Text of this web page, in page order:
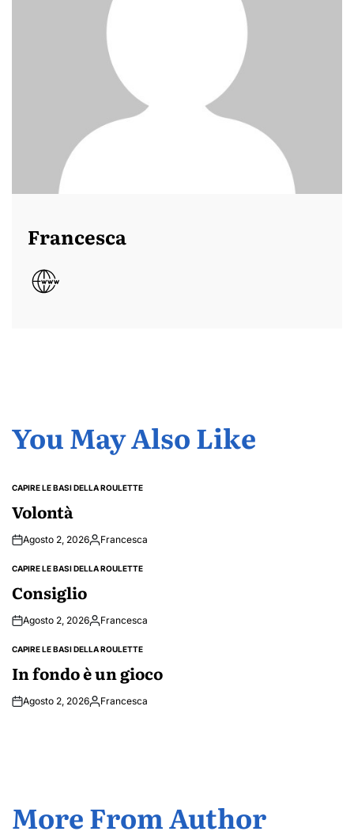
Francesca
You May Also Like
POSTED
CAPIRE LE BASI DELLA ROULETTE
Volontà
Agosto 2, 2026PostedFrancesca
POSTED
CAPIRE LE BASI DELLA ROULETTE
Consiglio
Agosto 2, 2026PostedFrancesca
POSTED
CAPIRE LE BASI DELLA ROULETTE
In fondo è un gioco
Agosto 2, 2026PostedFrancesca
More From Author